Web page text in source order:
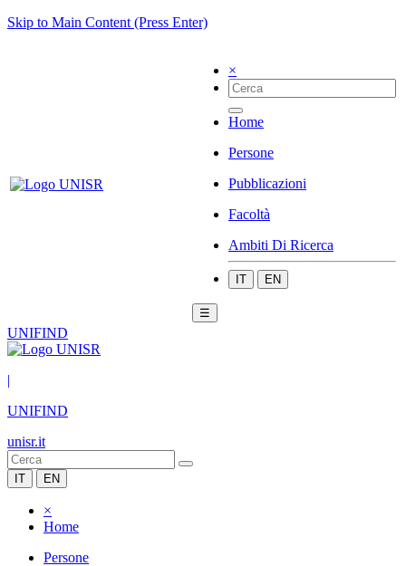
Skip to Main Content (Press Enter)
×
Home
Persone
Pubblicazioni
Facoltà
Ambiti Di Ricerca
IT EN
☰
UNIFIND
|
UNIFIND
unisr.it
IT EN
×
Home
Persone